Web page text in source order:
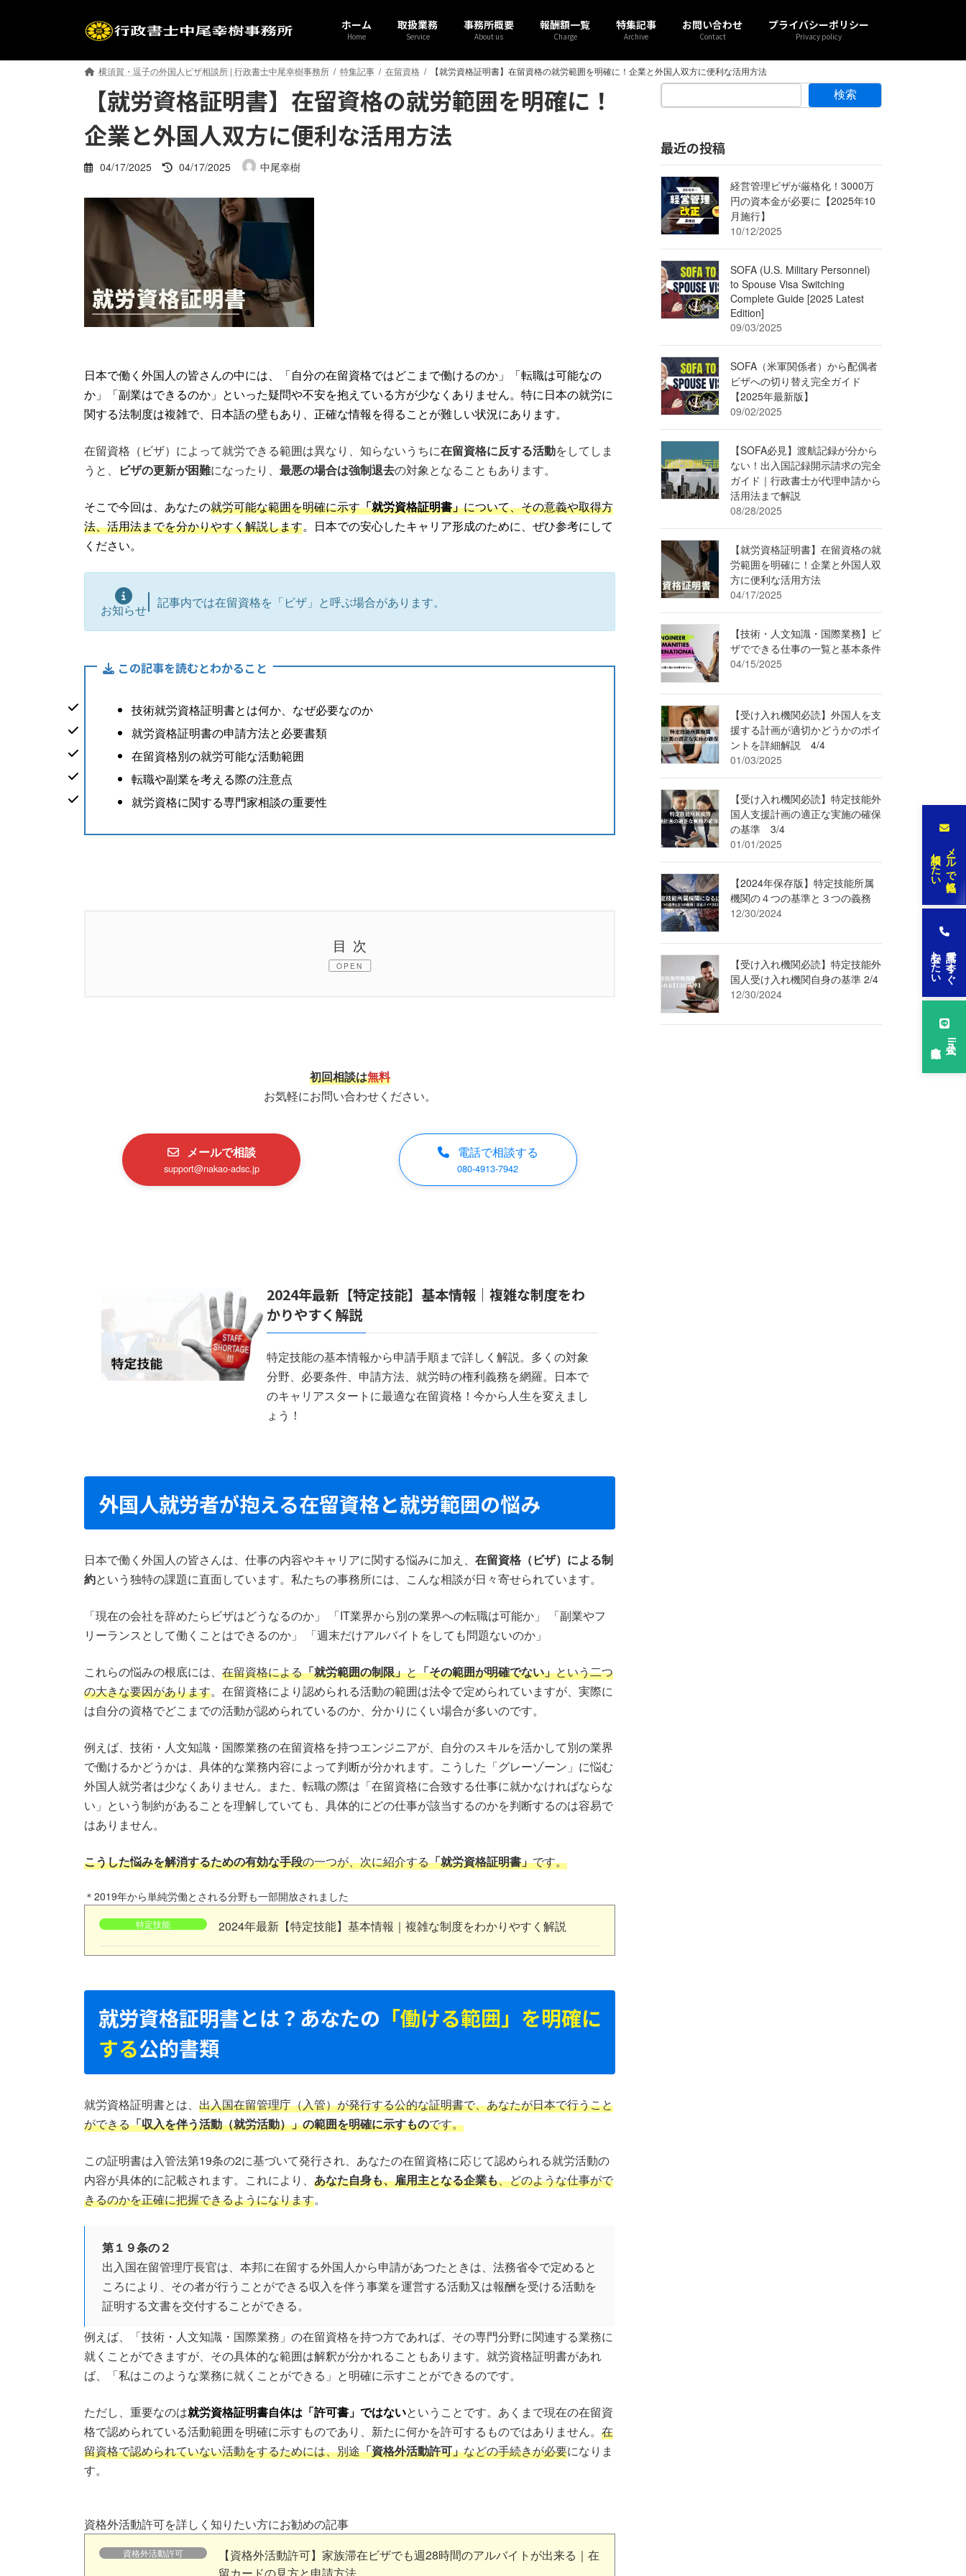
ン
ー
ホーム
Home
取扱業務
Service
事務所概要
About us
報酬額一覧
Charge
特集記事
Archive
お問い合わせ
Contact
プライバシーポリシー
Privacy policy
横須賀・逗子の外国人ビザ相談所 | 行政書士中尾幸樹事務所 特集記事 在留資格 【就労資格証明書】在留資格の就労範囲を明確に！企業と外国人双方に便利な活用方法
【就労資格証明書】在留資格の就労範囲を明確に！
企業と外国人双方に便利な活用方法
04/17/2025
最
新
日
時
:
04/17/2025 中尾幸樹
メールで気軽に
相談したい
電話で今すぐ
安心したい
公式line
友達募集中！
日本で働く外国人の皆さんの中には、「自分の在留資格ではどこまで働けるのか」「転職は可能なの
か」「副業はできるのか」といった疑問や不安を抱えている方が少なくありません。特に日本の就労に
関する法制度は複雑で、日本語の壁もあり、正確な情報を得ることが難しい状況にあります。
在留資格（ビザ）によって就労できる範囲は異なり、知らないうちに在留資格に反する活動をしてしま
うと、
ビザの更新が困難になったり、 最悪の場合は強制退去の対象となることもあります。
そこで今回は、あなたの就労可能な範囲を明確に示す「就労資格証明書」について、その意義や取得方
法、活用法までを分かりやすく解説します。日本での安心したキャリア形成のために、ぜひ参考にして
ください。
お知らせ 記事内では在留資格を「ビザ」と呼ぶ場合があります。
この記事を読むとわかること
技術就労資格証明書とは何か、なぜ必要なのか
就労資格証明書の申請方法と必要書類
在留資格別の就労可能な活動範囲
転職や副業を考える際の注意点
就労資格に関する専門家相談の重要性
目次
OPEN
就労資格証明書を取得しておく３つのメリットとデメリット
4.1.就労資格証明書を取得する3つのメリット
4.1.1.1. 在留期間更新時の不許可リスクを軽減
1. 申請手続きの複雑さと手間
4.2.2. 2. 取得までの時間的制約と不確実性
就労資格証明書の取得方法と申請手続きの流れ
5.3.申請に必要な書類と手続きの流れ
5.5.申請時の注意点
6.まとめ
初回相談は無料
お気軽にお問い合わせください。
メールで相談
support@nakao-adsc.jp
電話で相談する
080-4913-7942
2024年最新【特定技能】基本情報｜複雑な制度をわ
かりやすく解説
特定技能の基本情報から申請手順まで詳しく解説。多くの対象
分野、必要条件、申請方法、就労時の権利義務を網羅。日本で
のキャリアスタートに最適な在留資格！今から人生を変えまし
ょう！
外国人就労者が抱える在留資格と就労範囲の悩み
日本で働く外国人の皆さんは、仕事の内容やキャリアに関する悩みに加え、 在留資格（ビザ）による制
約という独特の課題に直面しています。私たちの事務所には、こんな相談が日々寄せられています。
「現在の会社を辞めたらビザはどうなるのか」 「IT業界から別の業界への転職は可能か」 「副業やフ
リーランスとして働くことはできるのか」 「週末だけアルバイトをしても問題ないのか」
これらの悩みの根底には、 在留資格による「就労範囲の制限」と「その範囲が明確でない」という二つ
の大きな要因があります。在留資格により認められる活動の範囲は法令で定められていますが、実際に
は自分の資格でどこまでの活動が認められているのか、分かりにくい場合が多いのです。
例えば、技術・人文知識・国際業務の在留資格を持つエンジニアが、自分のスキルを活かして別の業界
で働けるかどうかは、具体的な業務内容によって判断が分かれます。こうした「グレーゾーン」に悩む
外国人就労者は少なくありません。また、転職の際は「在留資格に合致する仕事に就かなければならな
い」という制約があることを理解していても、具体的にどの仕事が該当するのかを判断するのは容易で
はありません。
こうした悩みを解消するための有効な手段の一つが、次に紹介する「就労資格証明書」です。
＊2019年から単純労働とされる分野も一部開放されました
特定技能 2024年最新【特定技能】基本情報｜複雑な制度をわかりやすく解説
就労資格証明書とは？あなたの 「働ける範囲」を明確に
する公的書類
就労資格証明書とは、 出入国在留管理庁（入管）が発行する公的な証明書で、あなたが日本で行うこと
ができる「収入を伴う活動（就労活動）」の範囲を明確に示すものです。
この証明書は入管法第19条の2に基づいて発行され、あなたの在留資格に応じて認められる就労活動の
内容が具体的に記載されます。これにより、 あなた自身も、雇用主となる企業も、どのような仕事がで
きるのかを正確に把握できるようになります。
第１９条の２
出入国在留管理庁長官は、本邦に在留する外国人から申請があつたときは、法務省令で定めると
ころにより、その者が行うことができる収入を伴う事業を運営する活動又は報酬を受ける活動を
証明する文書を交付することができる。
例えば、「技術・人文知識・国際業務」の在留資格を持つ方であれば、その専門分野に関連する業務に
就くことができますが、その具体的な範囲は解釈が分かれることもあります。就労資格証明書があれ
ば、「私はこのような業務に就くことができる」と明確に示すことができるのです。
ただし、重要なのは就労資格証明書自体は「許可書」ではないということです。あくまで現在の在留資
格で認められている活動範囲を明確に示すものであり、新たに何かを許可するものではありません。 在
留資格で認められていない活動をするためには、別途「資格外活動許可」などの手続きが必要になりま
す。
資格外活動許可を詳しく知りたい方にお勧めの記事
資格外活動許可
【資格外活動許可】家族滞在ビザでも週28時間のアルバイトが出来る｜在
留カードの見方と申請方法
検索
最近の投稿
経営管理ビザが厳格化！3000万
円の資本金が必要に【2025年10
月施行】
10/12/2025
SOFA (U.S. Military Personnel)
to Spouse Visa Switching
Complete Guide [2025 Latest
Edition]
09/03/2025
SOFA（米軍関係者）から配偶者
ビザへの切り替え完全ガイド
【2025年最新版】
09/02/2025
【SOFA必見】渡航記録が分から
ない！出入国記録開示請求の完全
ガイド｜行政書士が代理申請から
活用法まで解説
08/28/2025
【就労資格証明書】在留資格の就
労範囲を明確に！企業と外国人双
方に便利な活用方法
04/17/2025
【技術・人文知識・国際業務】ビ
ザでできる仕事の一覧と基本条件
04/15/2025
【受け入れ機関必読】外国人を支
援する計画が適切かどうかのポイ
ントを詳細解説 4/4
01/03/2025
【受け入れ機関必読】特定技能外
国人支援計画の適正な実施の確保
の基準 3/4
01/01/2025
【2024年保存版】特定技能所属
機関の４つの基準と３つの義務
12/30/2024
【受け入れ機関必読】特定技能外
国人受け入れ機関自身の基準 2/4
12/30/2024